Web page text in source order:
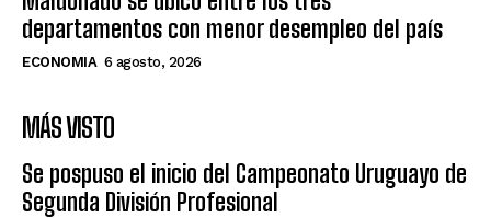
departamentos con menor desempleo del país
ECONOMIA 6 agosto, 2026
MÁS VISTO
Se pospuso el inicio del Campeonato Uruguayo de
Segunda División Profesional